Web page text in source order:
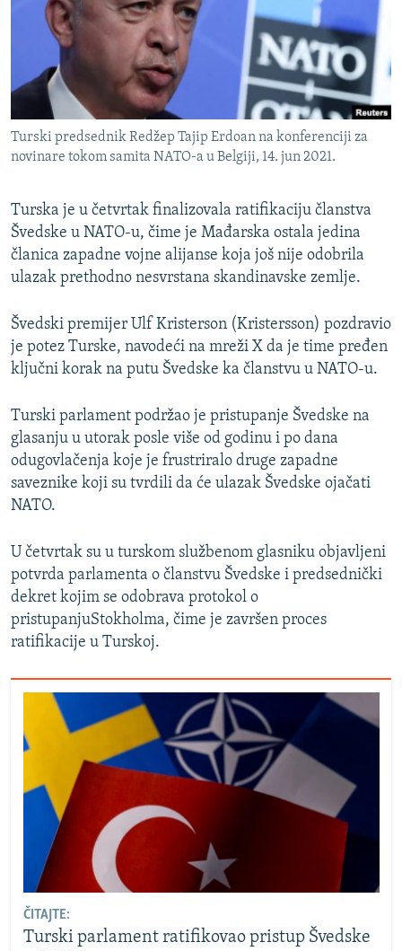
ISPRIČAJ MI
DNEVNO@RSE
SPECIJALI RSE
VIŠE OD NASLOVA
GENOCID U SREBRENICI
TV LIBERTY
POST SCRIPTUM
MOJA EVROPA
SVE KARTE DEJTONA
NASTANAK I RASPAD JUGOSLAVIJE
PRATITE NAS
Sve RFE/RL stranice
Turski predsednik Redžep Tajip Erdoan na konferenciji za
novinare tokom samita NATO-a u Belgiji, 14. jun 2021.
Turska je u četvrtak finalizovala ratifikaciju članstva
Švedske u NATO-u, čime je Mađarska ostala jedina
članica zapadne vojne alijanse koja još nije odobrila
ulazak prethodno nesvrstana skandinavske zemlje.
Švedski premijer Ulf Kristerson (Kristersson) pozdravio
je potez Turske, navodeći na mreži X da je time pređen
ključni korak na putu Švedske ka članstvu u NATO-u.
Turski parlament podržao je pristupanje Švedske na
glasanju u utorak posle više od godinu i po dana
odugovlačenja koje je frustriralo druge zapadne
saveznike koji su tvrdili da će ulazak Švedske ojačati
NATO.
U četvrtak su u turskom službenom glasniku objavljeni
potvrda parlamenta o članstvu Švedske i predsednički
dekret kojim se odobrava protokol o
pristupanjuStokholma, čime je završen proces
ratifikacije u Turskoj.
ČITAJTE:
Turski parlament ratifikovao pristup Švedske